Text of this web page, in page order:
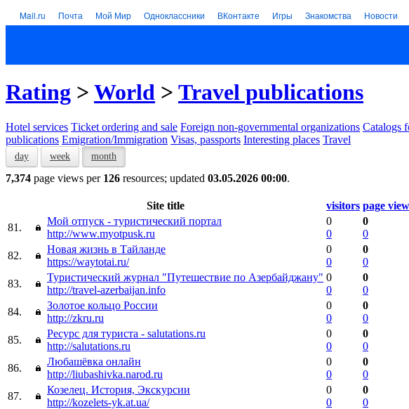
Mail.ru Почта Мой Мир Одноклассники ВКонтакте Игры Знакомства Новости
Rating > World > Travel publications
Hotel services Тicket ordering and sale Foreign non-governmental organizations Catalogs
publications Emigration/Immigration Visas, passports Interesting places Travel
day week month
7,374 page views per 126 resources; updated 03.05.2026 00:00.
Site title visitors page
81.
Мой отпуск - туристический портал
http://www.myotpusk.ru
0
0
0
0
82.
Новая жизнь в Тайланде
https://waytotai.ru/
0
0
0
0
83.
Туристический журнал "Путешествие по Азербайджану"
http://travel-azerbaijan.info
0
0
0
0
84.
Золотое кольцо России
http://zkru.ru
0
0
0
0
85.
Ресурс для туриста - salutations.ru
http://salutations.ru
0
0
0
0
86.
Любашёвка онлайн
http://liubashivka.narod.ru
0
0
0
0
87.
Козелец. История, Экскурсии
http://kozelets-yk.at.ua/
0
0
0
0